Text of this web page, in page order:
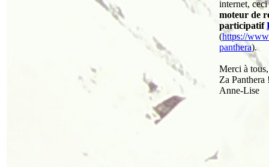
internet, ceci
moteur de
participatif
(https://
panthera).
Merci à tous,
Za Panthera
Anne-Lise